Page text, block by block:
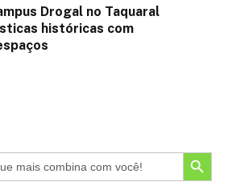
Drogal no Taquaral
históricas com
SEARCH BUTTON